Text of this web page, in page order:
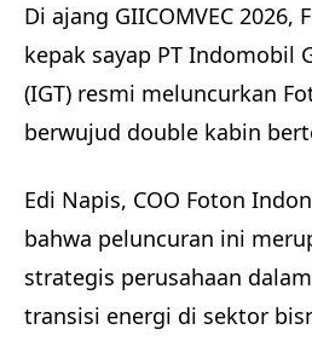
Di ajang GIICOMVEC 2026,
kepak sayap PT Indomobil
(IGT) resmi meluncurkan
berwujud double kabin
Edi Napis, COO Foton
bahwa peluncuran ini
strategis perusahaan
transisi energi di sektor